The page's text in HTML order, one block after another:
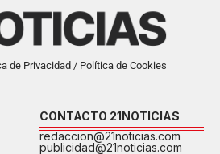
de Privacidad / Política de Cookies
CONTACTO 21NOTICIAS
redaccion@21noticias.com
publicidad@21noticias.com